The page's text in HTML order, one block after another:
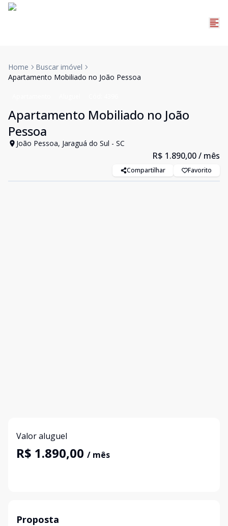
Home
Buscar imóvel
Apartamento Mobiliado no João Pessoa
Apartamento Mobiliado no João
Pessoa
João Pessoa, Jaraguá do Sul - SC
R$ 1.890,00/ mês
Compartilhar Favorito
Valor aluguel
R$ 1.890,00 / mês
Proposta